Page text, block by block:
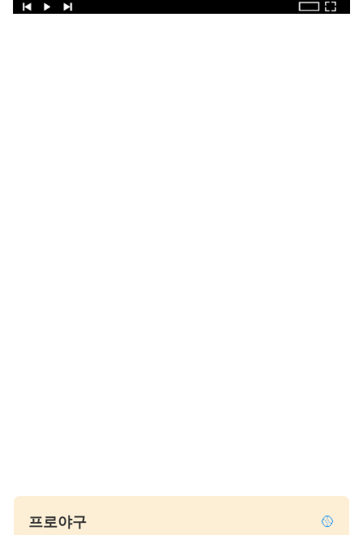
프로야구
🥎